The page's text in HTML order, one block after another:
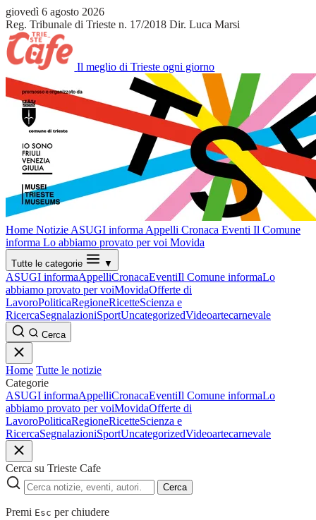
giovedì 6 agosto 2026
Reg. Tribunale di Trieste n. 17/2018 Dir. Luca Marsi
Il meglio di Trieste ogni giorno
Home Notizie ASUGI informa Appelli Cronaca Eventi Il Comune
informa Lo abbiamo provato per voi Movida
Tutte le categorie ▼
ASUGI informaAppelliCronacaEventiIl Comune informaLo
abbiamo provato per voiMovidaOfferte di
LavoroPoliticaRegioneRicetteScienza e
RicercaSegnalazioniSportUncategorizedVideoartecarnevale
Cerca
Home Tutte le notizie
Categorie
ASUGI informaAppelliCronacaEventiIl Comune informaLo
abbiamo provato per voiMovidaOfferte di
LavoroPoliticaRegioneRicetteScienza e
RicercaSegnalazioniSportUncategorizedVideoartecarnevale
Cerca su Trieste Cafe
Cerca
Premi Esc per chiudere